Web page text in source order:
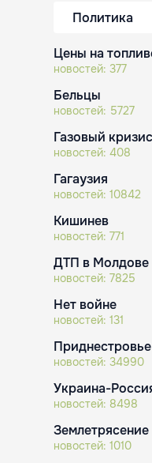
Политика
Цены на
новостей: 377
Бельцы
новостей: 5727
Газовый кризис
новостей: 408
Гагаузия
новостей: 10842
Кишинев
новостей: 771
ДТП в Молдове
новостей: 7825
Нет войне
новостей: 131
Приднестровье
новостей: 34990
Украина-
новостей: 8498
Землетрясение
новостей: 1010